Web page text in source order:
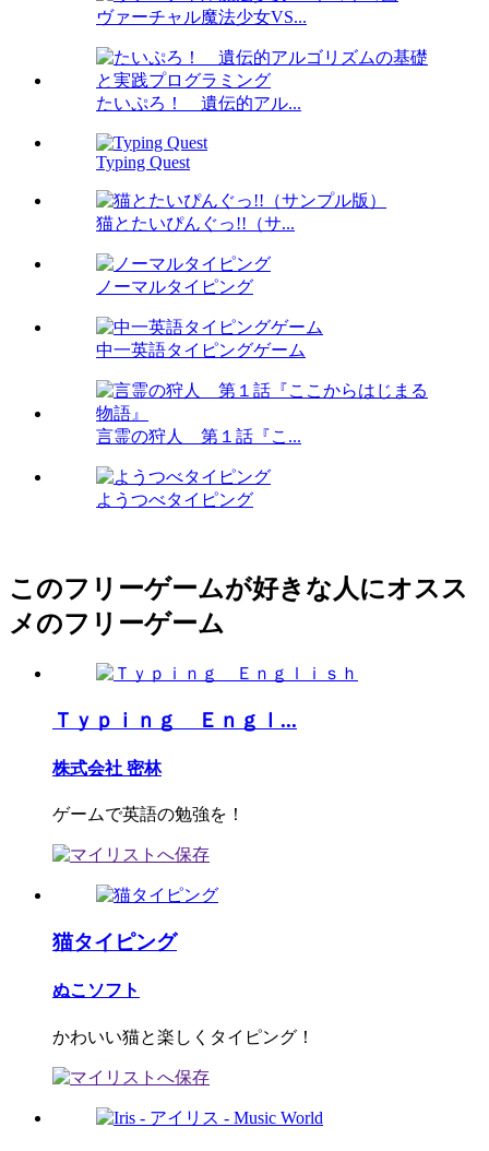
ヴァーチャル魔法少女VS...
たいぷろ！ 遺伝的アル...
Typing Quest
猫とたいぴんぐっ!!（サ...
ノーマルタイピング
中一英語タイピングゲーム
言霊の狩人 第１話『こ...
ようつべタイピング
このフリーゲームが好きな人にオスス
メのフリーゲーム
Ｔｙｐｉｎｇ Ｅｎｇｌ...
株式会社 密林
ゲームで英語の勉強を！
猫タイピング
ぬこソフト
かわいい猫と楽しくタイピング！